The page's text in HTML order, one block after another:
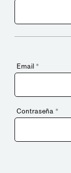
Email *
Contraseña *